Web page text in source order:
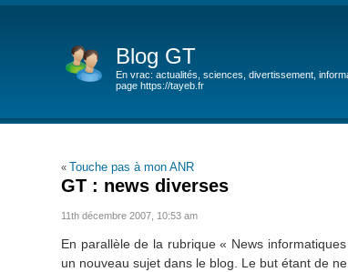
Blog GT
En vrac: actualités, sciences, divertissement,
page https://tayeb.fr
« Touche pas à mon ANR
GT : news diverses
11th décembre 2007, 10:53 am
En parallèle de la rubrique « News
un nouveau sujet dans le blog. Le but étant de